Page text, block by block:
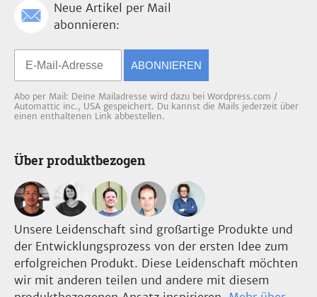
Neue Artikel per Mail
abonnieren:
ABONNIEREN
Abo per Mail: Deine Mailadresse wird dazu bei Wordpress.com /
Automattic inc., USA gespeichert. Du kannst die Mails jederzeit über
einen enthaltenen Link abbestellen.
Über produktbezogen
Unsere Leidenschaft sind großartige Produkte und
der Entwicklungsprozess von der ersten Idee zum
erfolgreichen Produkt. Diese Leidenschaft möchten
wir mit anderen teilen und andere mit diesem